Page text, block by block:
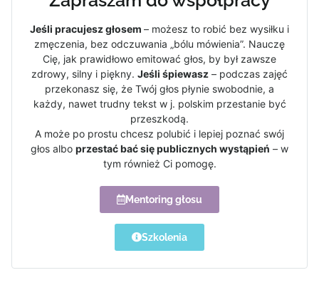
Jeśli pracujesz głosem – możesz to robić bez wysiłku i
zmęczenia, bez odczuwania „bólu mówienia”. Nauczę
Cię, jak prawidłowo emitować głos, by był zawsze
zdrowy, silny i piękny. Jeśli śpiewasz – podczas zajęć
przekonasz się, że Twój głos płynie swobodnie, a
każdy, nawet trudny tekst w j. polskim przestanie być
przeszkodą.
A może po prostu chcesz polubić i lepiej poznać swój
głos albo przestać bać się publicznych wystąpień – w
tym również Ci pomogę.
Mentoring głosu
Szkolenia